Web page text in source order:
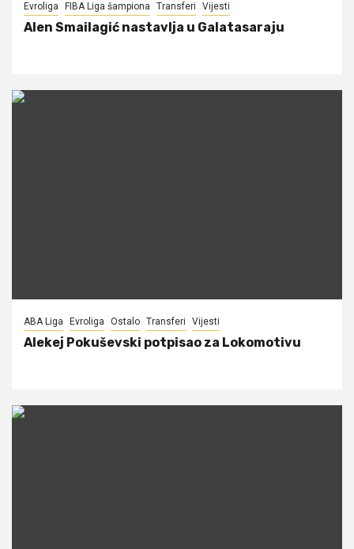
Evroliga FIBA Liga šampiona Transferi Vijesti
Alen Smailagić nastavlja u Galatasaraju
ABA Liga Evroliga Ostalo Transferi Vijesti
Alekej Pokuševski potpisao za Lokomotivu